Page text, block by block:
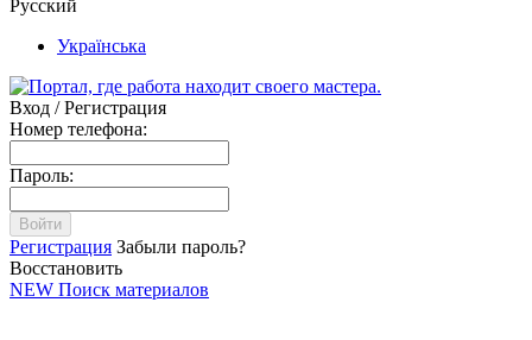
Русский
Українська
Вход / Регистрация
Номер телефона:
Пароль:
Войти
Регистрация Забыли пароль?
Восстановить
NEW Поиск материалов